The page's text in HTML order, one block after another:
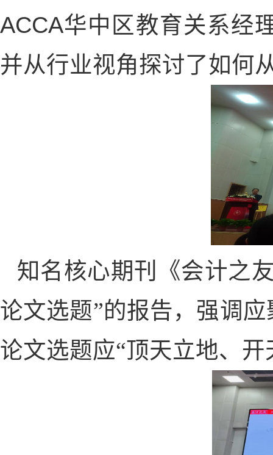
ACCA华中区教育关系经
并从行业视角探讨了如何
知名核心期刊《会计之
论文选题”的报告，强调
论文选题应“顶天立地、